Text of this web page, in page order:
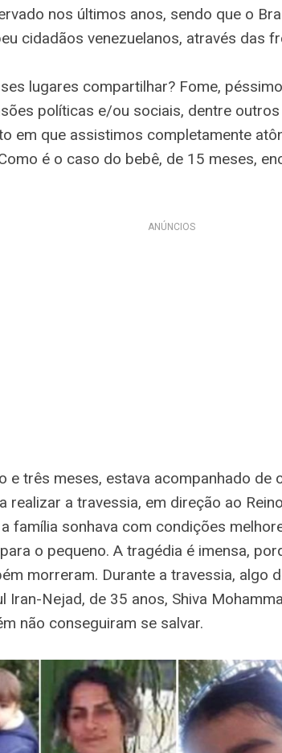
nos últimos anos, sendo que o
cidadãos venezuelanos, através das
lugares compartilhar? Fome,
políticas e/ou sociais, dentre
em que assistimos completamente
é o caso do bebê, de 15 meses,
ANÚNCIOS
e três meses, estava acompanhado de
realizar a travessia, em direção ao
família sonhava com condições
o pequeno. A tragédia é imensa,
morreram. Durante a travessia, algo
Iran-Nejad, de 35 anos, Shiva
não conseguiram se salvar.